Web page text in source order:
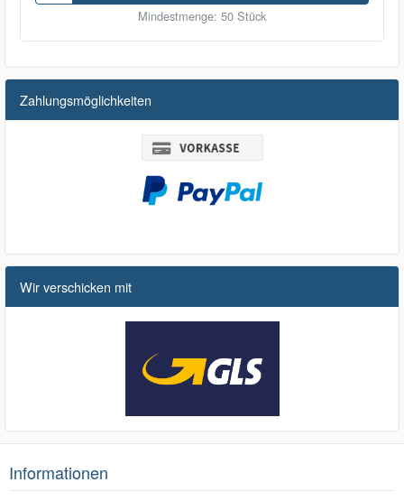
Mindestmenge: 50 Stück
Zahlungsmöglichkeiten
Wir verschicken mit
Informationen